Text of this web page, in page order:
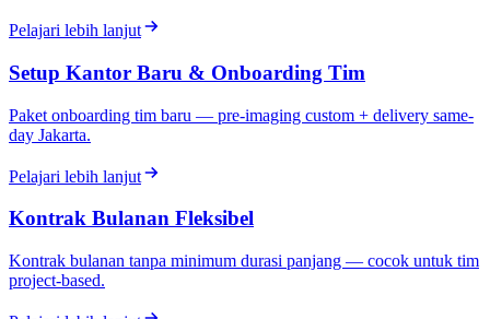
Pelajari lebih lanjut
Setup Kantor Baru & Onboarding Tim
Paket onboarding tim baru — pre-imaging custom + delivery same-
day Jakarta.
Pelajari lebih lanjut
Kontrak Bulanan Fleksibel
Kontrak bulanan tanpa minimum durasi panjang — cocok untuk tim
project-based.